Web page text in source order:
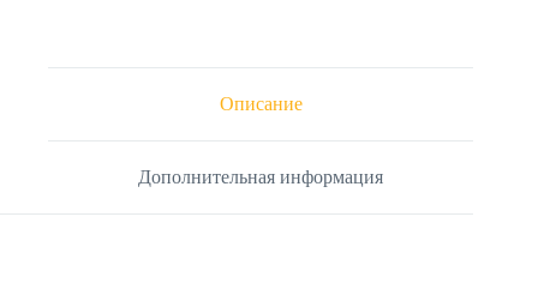
Описание
Дополнительная информация